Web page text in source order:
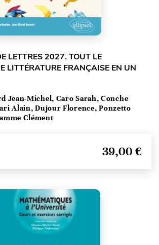
LETTRES 2027. TOUT LE
LITTÉRATURE FRANÇAISE EN UN
Jean-Michel, Caro Sarah, Conche
Alain, Dujour Florence, Ponzetto
Clément
39,00 €